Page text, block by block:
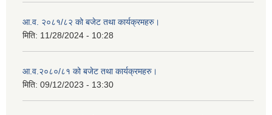
आ.व. २०८१/८२ को बजेट तथा कार्यक्रमहरु।
मिति: 11/28/2024 - 10:28
आ.व.२०८०/८१ को बजेट तथा कार्यक्रमहरु।
मिति: 09/12/2023 - 13:30